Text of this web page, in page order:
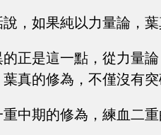
說，如果純以力量論，
的正是這一點，從力量
葉真的修為，不僅沒有
重中期的修為，練血二